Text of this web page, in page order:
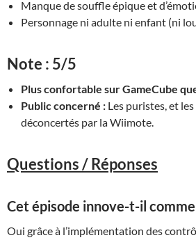
Manque de souffle épique et
Personnage ni adulte ni enfant (ni
Note : 5/5
Plus confortable sur GameCube
Public concerné : Les puristes, et
déconcertés par la Wiimote.
Questions / Réponses
Cet épisode innove-t-il
Oui grâce à l’implémentation des